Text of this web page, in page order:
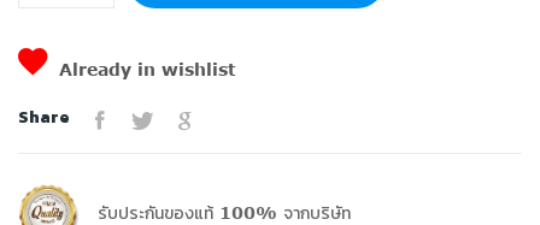
Already in wishlist
Share
รับประกันของแท้ 100% จากบริษัท